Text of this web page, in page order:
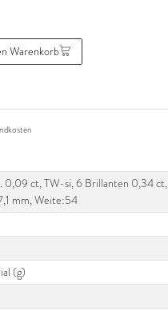
Warenkorb
0,09 ct, TW-si, 6 Brillanten 0,34 ct,
mm, Weite:54
(g)